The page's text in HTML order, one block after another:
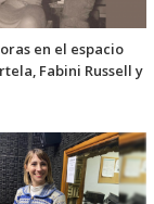
en el espacio
Fabini Russell y